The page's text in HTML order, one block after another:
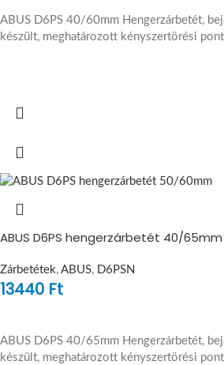
ABUS D6PS 40/60mm Hengerzárbetét,
készült, meghatározott kényszertörési
ABUS D6PS hengerzárbetét 40/65mm
Zárbetétek, ABUS, D6PSN
13440 Ft
ABUS D6PS 40/65mm Hengerzárbetét,
készült, meghatározott kényszertörési